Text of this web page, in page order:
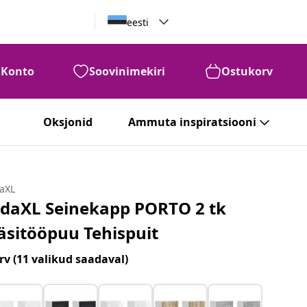
eesti
Konto Soovinimekiri Ostukorv
Oksjonid Ammuta inspiratsiooni
Seinekapp PORTO 2 tk
Tehispuit
(11 valikud saadaval)